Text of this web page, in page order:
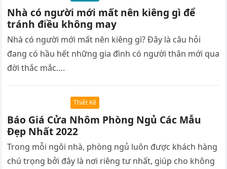
Nhà có người mới mất nên kiêng gì để
tránh điều không may
Nhà có người mới mất nên kiêng gì? Đây là câu hỏi
đang có hầu hết những gia đình có người thân mới qua
đời thắc mắc….
Thiết Kế
Báo Giá Cửa Nhôm Phòng Ngủ Các Mẫu
Đẹp Nhất 2022
Trong mỗi ngôi nhà, phòng ngủ luôn được khách hàng
chú trọng bởi đây là nơi riêng tư nhất, giúp cho không